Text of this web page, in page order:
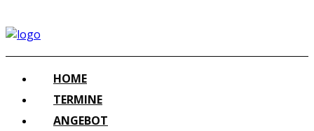
HOME
TERMINE
ANGEBOT